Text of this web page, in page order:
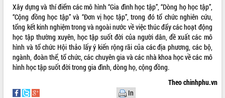
LIÊN KẾT WEB
Xây dựng và thí điểm các mô hình “Gia đình học tập”, “Dòng họ học tập”,
“Cộng đồng học tập” và “Đơn vị học tập”, trong đó tổ chức nghiên cứu,
tổng kết kinh nghiệm trong và ngoài nước về việc thúc đẩy các hoạt động
học tập thường xuyên, học tập suốt đời của người dân, đề xuất các mô
hình và tổ chức Hội thảo lấy ý kiến rộng rãi của các địa phương, các bộ,
ngành, đoàn thể, tổ chức, các chuyên gia và các nhà khoa học về các mô
hình học tập suốt đời trong gia đình, dòng họ, cộng đồng.
Theo chinhphu.vn
In